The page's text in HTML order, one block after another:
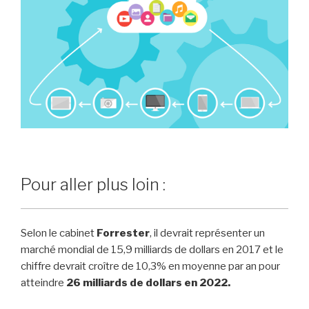
Pour aller plus loin :
Selon le cabinet Forrester, il devrait représenter un
marché mondial de 15,9 milliards de dollars en 2017 et le
chiffre devrait croître de 10,3% en moyenne par an pour
atteindre 26 milliards de dollars en 2022.